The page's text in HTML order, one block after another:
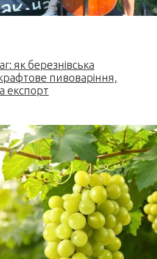
як березнівська
пивоваріння,
експорт